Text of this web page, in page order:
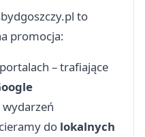
to
promocja:
– trafiające
do lokalnych